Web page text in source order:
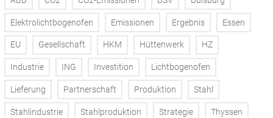
Elektrolichtbogenofen Emissionen Ergebnis Essen
EU Gesellschaft HKM Hüttenwerk HZ
Industrie ING Investition Lichtbogenofen
Lieferung Partnerschaft Produktion Stahl
Stahlindustrie Stahlproduktion Strategie Thyssen